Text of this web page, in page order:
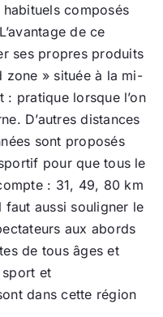
composés
de ce
ses propres produits
zone » située à la mi-
pratique lorsque l’on
D’autres distances
sont proposés
pour que tous le
: 31, 49, 80 km
aussi souligner le
aux abords
de tous âges et
sport et
dans cette région